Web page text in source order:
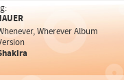
Wherever Album